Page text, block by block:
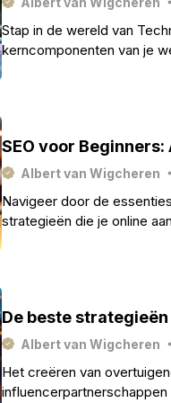
Stap in de wereld van
kerncomponenten van je
ontgrendelen—ontdek de
SEO voor
Albert van Wigcheren
Navigeer door de
strategieën die je online
ontdekken?
De beste
Albert van Wigcheren
Het creëren van
influencerpartnerschappen